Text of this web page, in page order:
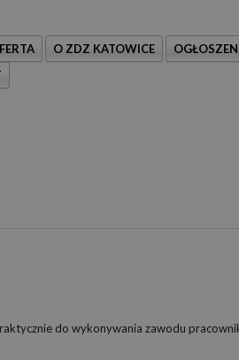
O ZDZ KATOWICE
do wykonywania zawodu